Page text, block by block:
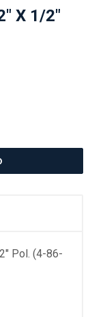
X 1/2"
Pol. (4-86-